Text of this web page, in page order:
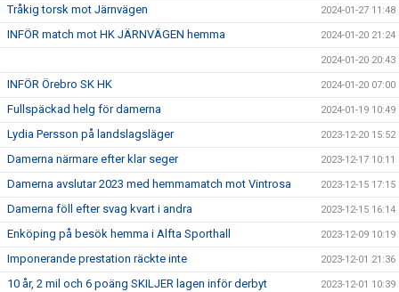
Tråkig torsk mot Järnvägen 2024-01-27 11:48
INFÖR match mot HK JÄRNVÄGEN hemma 2024-01-20 21:24
2024-01-20 20:43
INFÖR Örebro SK HK 2024-01-20 07:00
Fullspäckad helg för damerna 2024-01-19 10:49
Lydia Persson på landslagsläger 2023-12-20 15:52
Damerna närmare efter klar seger 2023-12-17 10:11
Damerna avslutar 2023 med hemmamatch mot Vintrosa 2023-12-15 17:15
Damerna föll efter svag kvart i andra 2023-12-15 16:14
Enköping på besök hemma i Alfta Sporthall 2023-12-09 10:19
Imponerande prestation räckte inte 2023-12-01 21:36
10 år, 2 mil och 6 poäng SKILJER lagen inför derbyt 2023-12-01 10:39